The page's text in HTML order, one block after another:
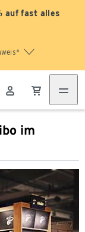
auf fast alles
im